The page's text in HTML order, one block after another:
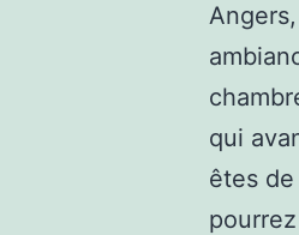
qui
êtes